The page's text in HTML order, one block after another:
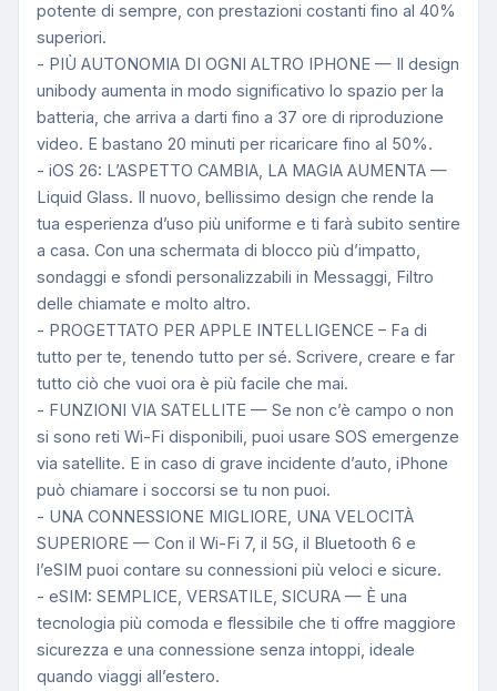
potente di sempre, con prestazioni costanti fino al 40%
superiori.
- PIÙ AUTONOMIA DI OGNI ALTRO IPHONE — Il design
unibody aumenta in modo significativo lo spazio per la
batteria, che arriva a darti fino a 37 ore di riproduzione
video. E bastano 20 minuti per ricaricare fino al 50%.
- iOS 26: L’ASPETTO CAMBIA, LA MAGIA AUMENTA —
Liquid Glass. Il nuovo, bellissimo design che rende la
tua esperienza d’uso più uniforme e ti farà subito sentire
a casa. Con una schermata di blocco più d’impatto,
sondaggi e sfondi personalizzabili in Messaggi, Filtro
delle chiamate e molto altro.
- PROGETTATO PER APPLE INTELLIGENCE – Fa di
tutto per te, tenendo tutto per sé. Scrivere, creare e far
tutto ciò che vuoi ora è più facile che mai.
- FUNZIONI VIA SATELLITE — Se non c’è campo o non
si sono reti Wi-Fi disponibili, puoi usare SOS emergenze
via satellite. E in caso di grave incidente d’auto, iPhone
può chiamare i soccorsi se tu non puoi.
- UNA CONNESSIONE MIGLIORE, UNA VELOCITÀ
SUPERIORE — Con il Wi-Fi 7, il 5G, il Bluetooth 6 e
l’eSIM puoi contare su connessioni più veloci e sicure.
- eSIM: SEMPLICE, VERSATILE, SICURA — È una
tecnologia più comoda e flessibile che ti offre maggiore
sicurezza e una connessione senza intoppi, ideale
quando viaggi all’estero.